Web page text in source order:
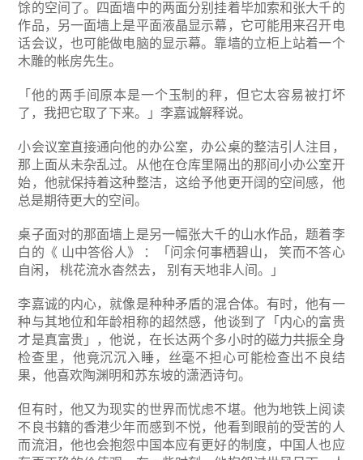
馀的空间了。四面墙中的两面分别挂着毕加索和张大千的
作品，另一面墙上是平面液晶显示幕，它可能用来召开电
话会议，也可能做电脑的显示幕。靠墙的立柜上站着一个
木雕的帐房先生。
「他的两手间原本是一个玉制的秤，但它太容易被打坏
了，我把它取了下来。」李嘉诚解释说。
小会议室直接通向他的办公室，办公桌的整洁引人注目，
那上面从未杂乱过。从他在仓库里隔出的那间小办公室开
始，他就保持着这种整洁，这给予他更开阔的空间感，他
总是期待更大的空间。
桌子面对的那面墙上是另一幅张大千的山水作品，题着李
白的《 山中答俗人》 ：「问余何事栖碧山， 笑而不答心
自闲， 桃花流水杳然去， 别有天地非人间。」
李嘉诚的内心，就像是种种矛盾的混合体。有时，他有一
种与其地位和年龄相称的超然感，他谈到了「内心的富贵
才是真富贵」，他说，在长达两个多小时的磁力共振全身
检查里，他竟沉沉入睡，丝毫不担心可能检查出不良结
果，他喜欢陶渊明和苏东坡的潇洒诗句。
但有时，他又为现实的世界而忧虑不堪。他为地铁上阅读
不良书籍的香港少年而感到不悦，他看到眼前的受苦的人
而流泪，他也会抱怨中国本应有更好的制度，中国人也应